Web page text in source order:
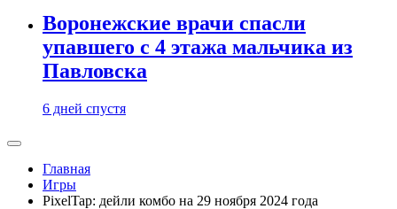
Воронежские врачи спасли
упавшего с 4 этажа мальчика из
Павловска
6 дней спустя
Главная
Игры
PixelTap: дейли комбо на 29 ноября 2024 года